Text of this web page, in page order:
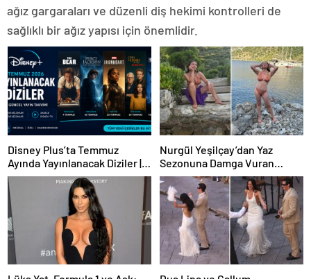
ağız gargaraları ve düzenli diş hekimi kontrolleri de
sağlıklı bir ağız yapısı için önemlidir.
Disney Plus’ta Temmuz
Ayında Yayınlanacak Diziler |
2026 Güncel Yayın Takvimi
Nurgül Yeşilçay’dan Yaz
Sezonuna Damga Vuran
Paylaşım